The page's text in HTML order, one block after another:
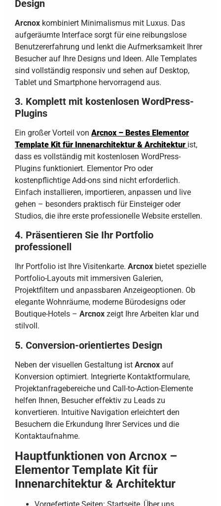
Design
Arcnox kombiniert Minimalismus mit Luxus. Das
aufgeräumte Interface sorgt für eine reibungslose
Benutzererfahrung und lenkt die Aufmerksamkeit Ihrer
Besucher auf Ihre Designs und Ideen. Alle Templates
sind vollständig responsiv und sehen auf Desktop,
Tablet und Smartphone hervorragend aus.
3. Komplett mit kostenlosen WordPress-
Plugins
Ein großer Vorteil von Arcnox – Bestes Elementor
Template Kit für Innenarchitektur & Architektur ist,
dass es vollständig mit kostenlosen WordPress-
Plugins funktioniert. Elementor Pro oder
kostenpflichtige Add-ons sind nicht erforderlich.
Einfach installieren, importieren, anpassen und live
gehen – besonders praktisch für Einsteiger oder
Studios, die ihre erste professionelle Website erstellen.
4. Präsentieren Sie Ihr Portfolio
professionell
Ihr Portfolio ist Ihre Visitenkarte. Arcnox bietet spezielle
Portfolio-Layouts mit immersiven Galerien,
Projektfiltern und anpassbaren Anzeigeoptionen. Ob
elegante Wohnräume, moderne Bürodesigns oder
Boutique-Hotels – Arcnox zeigt Ihre Arbeiten klar und
stilvoll.
5. Conversion-orientiertes Design
Neben der visuellen Gestaltung ist Arcnox auf
Konversion optimiert. Integrierte Kontaktformulare,
Projektanfragebereiche und Call-to-Action-Elemente
helfen Ihnen, Besucher effektiv zu Leads zu
konvertieren. Intuitive Navigation erleichtert den
Besuchern die Erkundung Ihrer Services und die
Kontaktaufnahme.
Hauptfunktionen von Arcnox –
Elementor Template Kit für
Innenarchitektur & Architektur